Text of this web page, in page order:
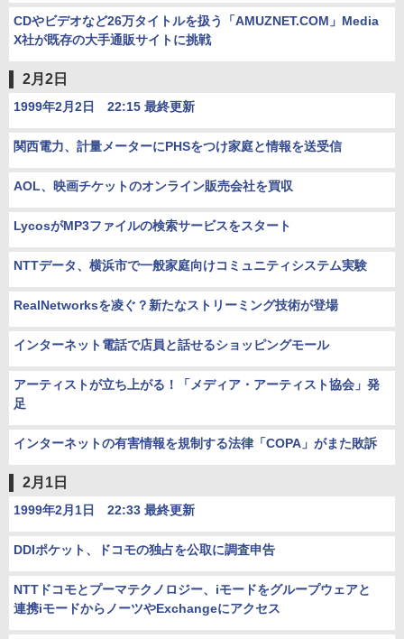
CDやビデオなど26万タイトルを扱う「AMUZNET.COM」Media
X社が既存の大手通販サイトに挑戦
2月2日
1999年2月2日 22:15 最終更新
関西電力、計量メーターにPHSをつけ家庭と情報を送受信
AOL、映画チケットのオンライン販売会社を買収
LycosがMP3ファイルの検索サービスをスタート
NTTデータ、横浜市で一般家庭向けコミュニティシステム実験
RealNetworksを凌ぐ？新たなストリーミング技術が登場
インターネット電話で店員と話せるショッピングモール
アーティストが立ち上がる！「メディア・アーティスト協会」発
足
インターネットの有害情報を規制する法律「COPA」がまた敗訴
2月1日
1999年2月1日 22:33 最終更新
DDIポケット、ドコモの独占を公取に調査申告
NTTドコモとプーマテクノロジー、iモードをグループウェアと
連携iモードからノーツやExchangeにアクセス